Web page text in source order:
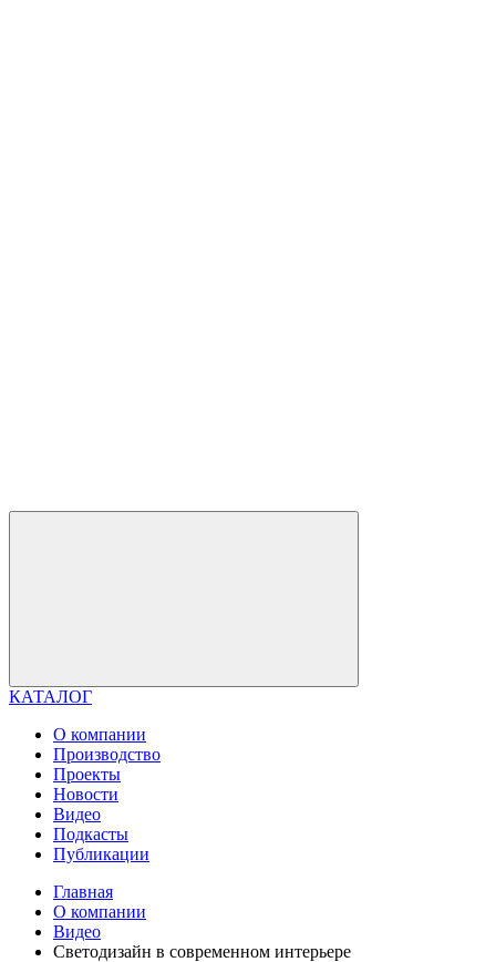
КАТАЛОГ
О компании
Производство
Проекты
Новости
Видео
Подкасты
Публикации
Главная
О компании
Видео
Светодизайн в современном интерьере